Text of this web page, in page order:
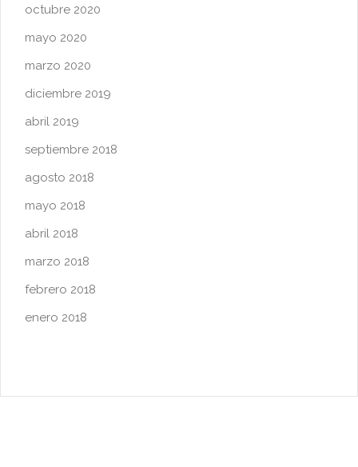
octubre 2020
mayo 2020
marzo 2020
diciembre 2019
abril 2019
septiembre 2018
agosto 2018
mayo 2018
abril 2018
marzo 2018
febrero 2018
enero 2018